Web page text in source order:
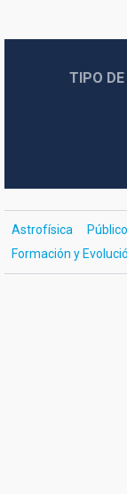
TIPO
Astrofísica
Formación y